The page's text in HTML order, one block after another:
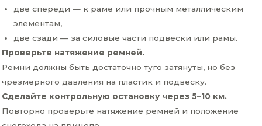
две спереди — к раме или прочным металлическим
элементам,
две сзади — за силовые части подвески или рамы.
Проверьте натяжение ремней.
Ремни должны быть достаточно туго затянуты, но без
чрезмерного давления на пластик и подвеску.
Сделайте контрольную остановку через 5–10 км.
Повторно проверьте натяжение ремней и положение